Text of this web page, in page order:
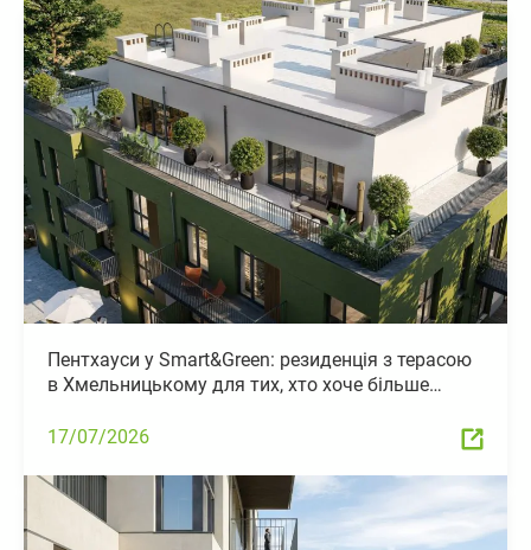
Пентхауси у Smart&Green: резиденція з терасою
в Хмельницькому для тих, хто хоче більше…
17/07/2026